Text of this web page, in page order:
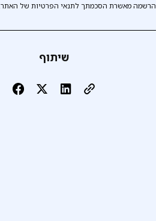
הרשמה מאשרת הסכמתך לתנאי הפרטיות של האתר.
שיתוף